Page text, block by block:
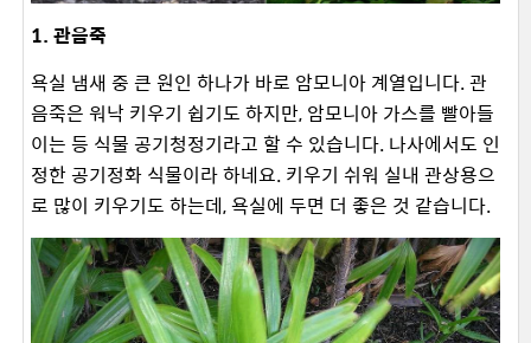
1. 관음죽
욕실 냄새 중 큰 원인 하나가 바로 암모니아 계열입니다. 관
음죽은 워낙 키우기 쉽기도 하지만, 암모니아 가스를 빨아들
이는 등 식물 공기청정기라고 할 수 있습니다. 나사에서도 인
정한 공기정화 식물이라 하네요. 키우기 쉬워 실내 관상용으
로 많이 키우기도 하는데, 욕실에 두면 더 좋은 것 같습니다.